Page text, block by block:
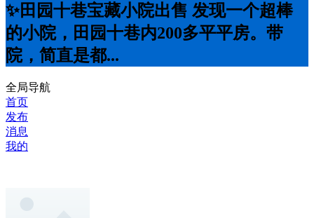
✨田园十巷宝藏小院出售 发现一个超棒
的小院，田园十巷内200多平平房。带
院，简直是都...
全局导航
首页
发布
消息
我的